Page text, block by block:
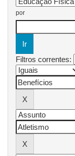
por
Filtros correntes: